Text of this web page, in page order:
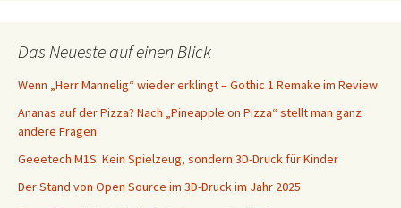
Das Neueste auf einen Blick
Wenn „Herr Mannelig“ wieder erklingt – Gothic 1 Remake im Review
Ananas auf der Pizza? Nach „Pineapple on Pizza“ stellt man ganz
andere Fragen
Geeetech M1S: Kein Spielzeug, sondern 3D-Druck für Kinder
Der Stand von Open Source im 3D-Druck im Jahr 2025